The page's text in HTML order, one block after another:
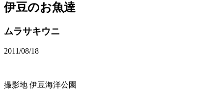
伊豆のお魚達
ムラサキウニ
2011/08/18
撮影地 伊豆海洋公園